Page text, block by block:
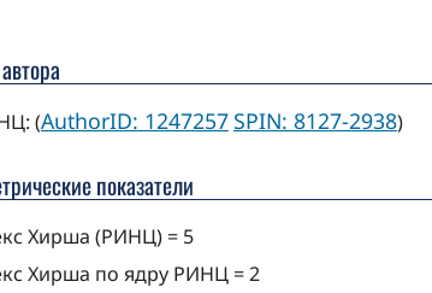
(AuthorID: 1247257 SPIN: 8127-2938)
показатели
Хирша (РИНЦ) = 5
Хирша по ядру РИНЦ = 2